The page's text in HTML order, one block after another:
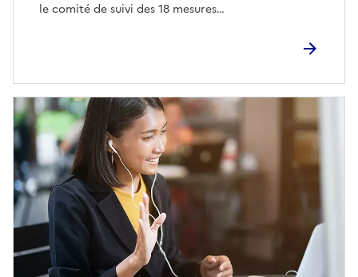
le comité de suivi des 18 mesures…